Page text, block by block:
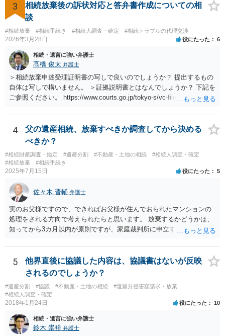
3
相続放棄後の訴状対応と答弁書作成についての相
談
#相続放棄 #相続手続き #相続人調査・確定 #相続トラブルの代理交渉
2026年3月28日 役にたった 6
相続・遺言に強い弁護士
髙橋 俊太 弁護士
＞相続放棄申述受理証明書の写しで良いのでしょうか？ 提出するもの
自体は写しで構いません。 ＞証拠説明書とはなんでしょうか？ 下記を
ご参照ください。 https://www.courts.go.jp/tokyo-s/vc-files/tokyo-s/file/
4
父の遺産相続、放棄すべきか調査してから決める
べきか？
#相続財産調査・鑑定 #遺産分割 #不動産・土地の相続
#相続人調査・確定
#相続放棄
#相続手続き
2025年7月15日 役にたった 5
佐々木 晋輔 弁護士
実のお父様ですので、できればお父様が住んでおられたマンションの
処理をされる方向で考えられたらと思います。 放棄するかどうかは、
知ってから3カ月以内が原則ですが、家庭裁判所に申立すれば3カ月の
放棄するかどうか決めることができます。 銀行やサラ金が数年も放置
することはありませんので、数年後に借金が発見される可能性はほぼ
ありません。 なお、私が扱った相続放棄を検討していた案件で、期間
伸長して調査したところ、サラ金に対する過払金など相当な財産が見
つかったため相続したという事例がありました。
5
他界直後に協議した内容は、協議書はないが反映
されるのでしょうか？
#遺産分割 #協議 #不動産・土地の相続
#遺留分侵害額請求・放棄
#相続人調査・確定
2018年1月24日 役にたった 10
相続・遺言に強い弁護士
鈴木 崇裕 弁護士